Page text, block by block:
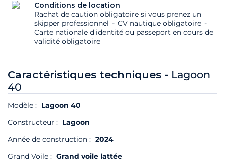
Conditions de location
Rachat de caution obligatoire si vous prenez un
skipper professionnel
CV nautique obligatoire
Carte nationale d'identité ou passeport en cours de
validité obligatoire
Caractéristiques techniques - Lagoon
40
Modèle : Lagoon 40
Constructeur : Lagoon
Année de construction : 2024
Grand Voile : Grand voile lattée